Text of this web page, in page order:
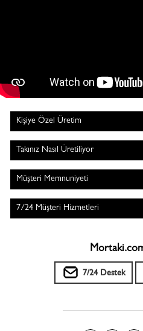
Kişiye Özel Üretim
Takınız Nasıl Üretiliyor
Müşteri Memnuniyeti
7/24 Müşteri Hizmetleri
7/24 Destek